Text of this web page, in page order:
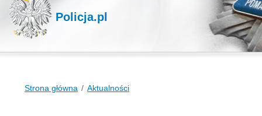
Policja.pl
Strona główna Aktualności